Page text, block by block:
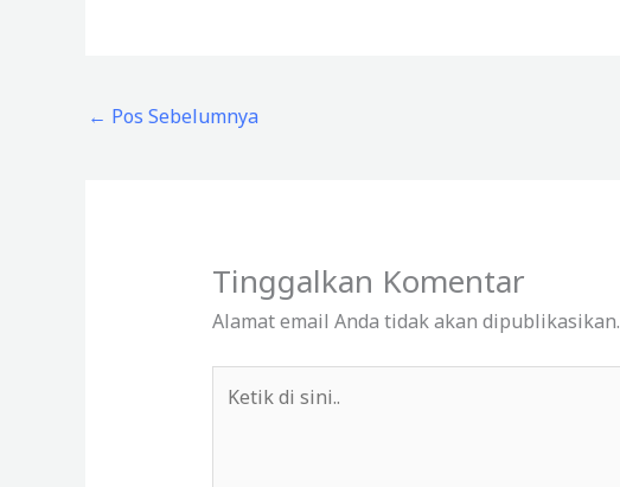
← Pos Sebelumnya
Tinggalkan Komentar
Alamat email Anda tidak akan dipublikasikan.